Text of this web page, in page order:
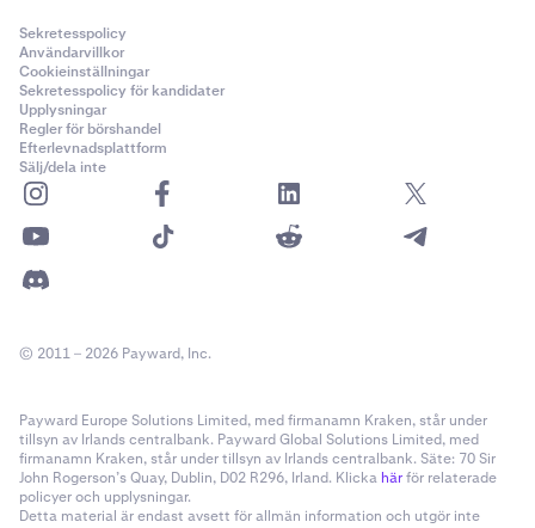
Sekretesspolicy
Användarvillkor
Cookieinställningar
Sekretesspolicy för kandidater
Upplysningar
Regler för börshandel
Efterlevnadsplattform
Sälj/dela inte
© 2011 – 2026 Payward, Inc.
Payward Europe Solutions Limited, med firmanamn Kraken, står under
tillsyn av Irlands centralbank. Payward Global Solutions Limited, med
firmanamn Kraken, står under tillsyn av Irlands centralbank. Säte: 70 Sir
John Rogerson’s Quay, Dublin, D02 R296, Irland. Klicka härför relaterade
policyer och upplysningar.
Detta material är endast avsett för allmän information och utgör inte